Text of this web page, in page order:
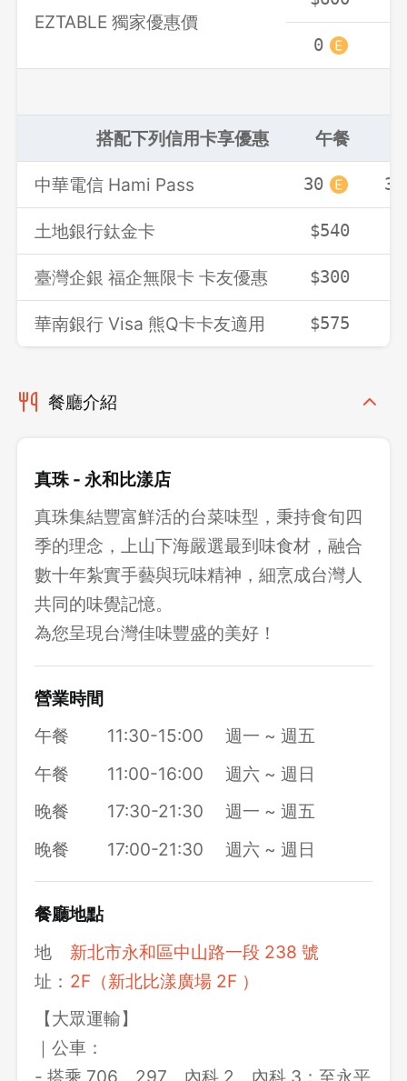
EZTABLE 獨家優惠價
0
搭配下列信用卡享優惠 午餐
中華電信 Hami Pass 30 30
土地銀行鈦金卡 $540
臺灣企銀 福企無限卡 卡友優惠 $300
華南銀行 Visa 熊Q卡卡友適用 $575
餐廳介紹
真珠 - 永和比漾店
真珠集結豐富鮮活的台菜味型，秉持食旬四
季的理念，上山下海嚴選最到味食材，融合
數十年紮實手藝與玩味精神，細烹成台灣人
共同的味覺記憶。
為您呈現台灣佳味豐盛的美好！
營業時間
午餐
11:30-15:00
週一 ~ 週五
午餐
11:00-16:00
週六 ~ 週日
晚餐
17:30-21:30
週一 ~ 週五
晚餐
17:00-21:30 週六 ~ 週日
餐廳地點
地
址：
新北市永和區中山路一段 238 號
2F（新北比漾廣場 2F ）
【大眾運輸】
｜公車：
- 搭乘 706、297、內科 2、內科 3：至永平